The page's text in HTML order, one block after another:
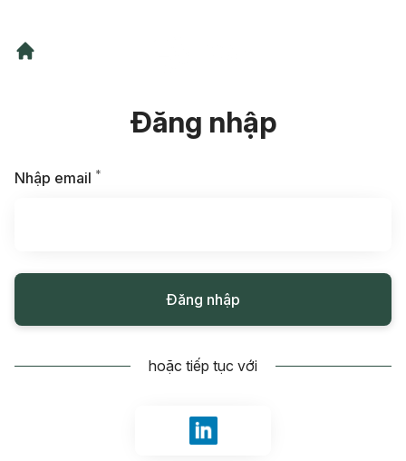
Đăng nhập
Nhập email *
Đăng nhập
hoặc tiếp tục với
Đăng nhập bằng LinkedIn